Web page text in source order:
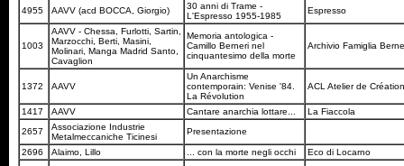
4955 AAVV (acd BOCCA, Giorgio)
30 anni di Trame -
L'Espresso 1955-1985
Espresso
1003
AAVV - Chessa, Furlotti, Sartin,
Marzocchi, Berti, Masini,
Molinari, Manga Madrid Santo,
Cavaglion
Memoria antologica -
Camillo Berneri nel
cinquantesimo della morte
Archivio Famiglia
1372 AAVV
Un Anarchisme
contemporain: Venise '84.
La Révolution
ACL Atelier de
1417 AAVV Cantare anarchia lottare...
La Fiaccola
2657
Associazione Industrie
Metalmeccaniche Ticinesi
Presentazione
2696 Alaimo, Lillo ... con la morte negli occhi
Eco di Locarno